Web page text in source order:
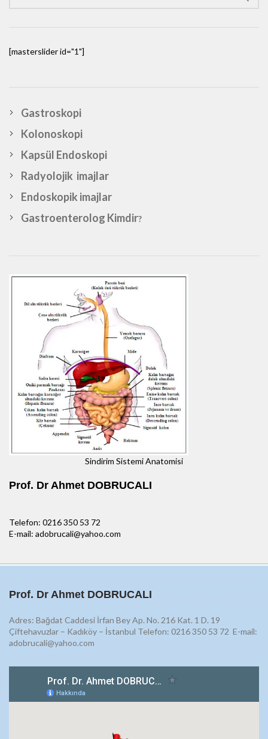
[masterslider id="1"]
Gastroskopi
Kolonoskopi
Kapsül Endoskopi
Radyolojik imajlar
Endoskopik imajlar
Gastroenterolog Kimdir?
Sindirim Sistemi Anatomisi
Prof. Dr Ahmet DOBRUCALI
Telefon: 0216 350 53 72
E-mail: adobrucali@yahoo.com
Prof. Dr Ahmet DOBRUCALI
Adres: Bağdat Caddesi İrfan Bey Ap. No. 216 Kat. 1 D. 19
Çiftehavuzlar – Kadıköy – İstanbul Telefon: 0216 350 53 72 E-mail:
adobrucali@yahoo.com